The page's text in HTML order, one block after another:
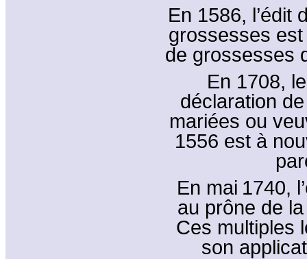
En 1586, l’édit
grossesses
de grossesses
En 1708,
déclaration
mariées ou
1556 est à
En mai 1740,
au prône de
Ces multiples
son